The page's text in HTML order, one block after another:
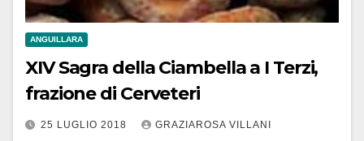
ANGUILLARA
XIV Sagra della Ciambella a I Terzi,
frazione di Cerveteri
25 LUGLIO 2018 GRAZIAROSA VILLANI